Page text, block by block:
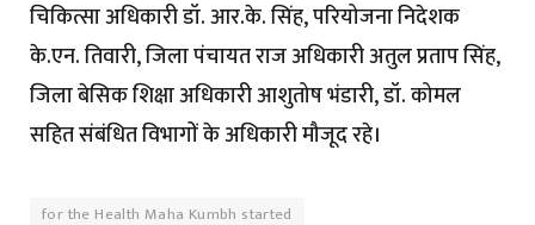
चिकित्सा अधिकारी डॉ. आर.के. सिंह, परियोजना निदेशक
के.एन. तिवारी, जिला पंचायत राज अधिकारी अतुल प्रताप सिंह,
जिला बेसिक शिक्षा अधिकारी आशुतोष भंडारी, डॉ. कोमल
सहित संबंधित विभागों के अधिकारी मौजूद रहे।
for the Health Maha Kumbh started